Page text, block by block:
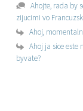
Ahojte, rada by
zijucimi vo
Ahoj,
Ahoj ja sice este
byvate?